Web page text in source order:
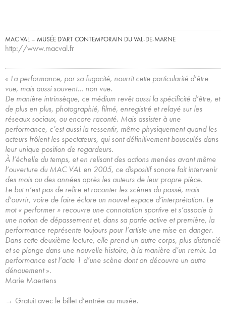
MAC VAL – MUSÉE D’ART CONTEMPORAIN DU VAL-DE-MARNE
http://www.macval.fr
« La performance, par sa fugacité, nourrit cette particularité d’être
vue, mais aussi souvent… non vue.
De manière intrinsèque, ce médium revêt aussi la spécificité d’être, et
de plus en plus, photographié, filmé, enregistré et relayé sur les
réseaux sociaux, ou encore raconté. Mais assister à une
performance, c’est aussi la ressentir, même physiquement quand les
acteurs frôlent les spectateurs, qui sont définitivement bousculés dans
leur unique position de regardeurs.
À l’échelle du temps, et en relisant des actions menées avant même
l’ouverture du MAC VAL en 2005, ce dispositif sonore fait intervenir
des mois ou des années après les auteurs de leur propre pièce.
Le but n’est pas de relire et raconter les scènes du passé, mais
d’ouvrir, voire de faire éclore un nouvel espace d’interprétation. Le
mot « performer » recouvre une connotation sportive et s’associe à
une notion de dépassement et, dans sa partie active et première, la
performance représente toujours pour l’artiste une mise en danger.
Dans cette deuxième lecture, elle prend un autre corps, plus distancié
et se plonge dans une nouvelle histoire, à la manière d’un remix. La
performance est l’acte 1 d’une scène dont on découvre un autre
dénouement».
Marie Maertens
→ Gratuit avec le billet d’entrée au musée.